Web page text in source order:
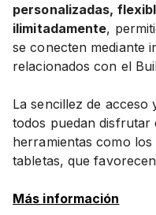
personalizadas,
ilimitadamente,
se conecten mediante
relacionados con el
La sencillez de acceso
todos puedan disfrutar
herramientas como
tabletas, que
Más información